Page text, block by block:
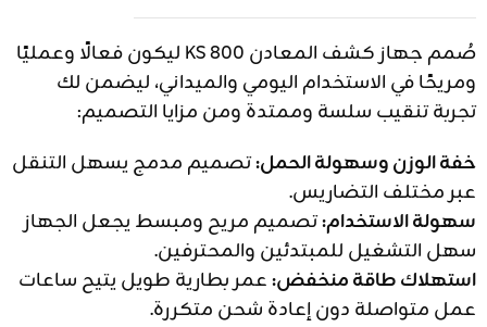
صُمم جهاز كشف المعادن KS 800 ليكون فعالًا وعمليًا
ومريحًا في الاستخدام اليومي والميداني، ليضمن لك
تجربة تنقيب سلسة وممتدة ومن مزايا التصميم:
خفة الوزن وسهولة الحمل:تصميم مدمج يسهل التنقل
عبر مختلف التضاريس.
سهولة الاستخدام:تصميم مريح ومبسط يجعل الجهاز
سهل التشغيل للمبتدئين والمحترفين.
استهلاك طاقة منخفض:عمر بطارية طويل يتيح ساعات
عمل متواصلة دون إعادة شحن متكررة.